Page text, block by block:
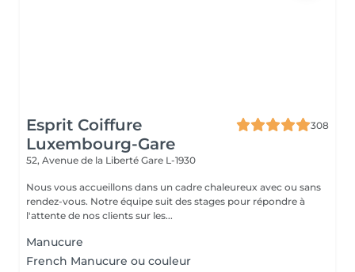
Esprit Coiffure
Luxembourg-Gare
308
52, Avenue de la Liberté Gare L-1930
Nous vous accueillons dans un cadre chaleureux avec ou sans
rendez-vous. Notre équipe suit des stages pour répondre à
l'attente de nos clients sur les...
Manucure
French Manucure ou couleur